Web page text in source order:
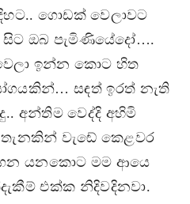
ගොඩක් වෙලාවට
ඔබ පැමිණියේදෝ….
ඉන්න කොට හිත
සඳත් ඉරත් නැති
අන්තිම වෙද්දි අහිමි
වැඬේ කෙළවර
යනකොට මම ආයෙ
එක්ක නිදිවදිනවා.